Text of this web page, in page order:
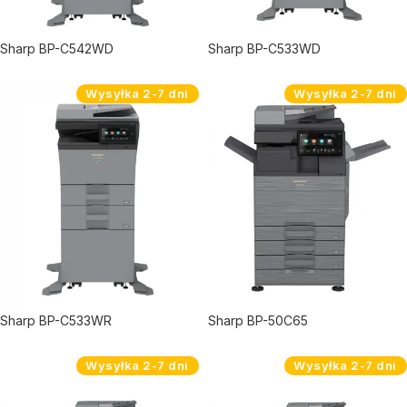
Sharp BP-C542WD Sharp BP-C533WD
Wysyłka 2-7 dni
Sharp BP-C533WR
Wysyłka 2-7 dni
Sharp BP-50C65
Wysyłka 2-7 dni Wysyłka 2-7 dni